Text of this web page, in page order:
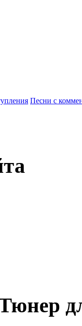
Песни с